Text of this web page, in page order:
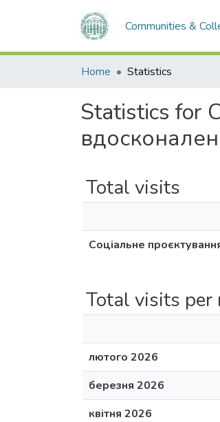
Communities &
Home Statistics
Statistics for
Total visits
Соціальне
Total visits per
лютого 2026
березня 2026
квітня 2026